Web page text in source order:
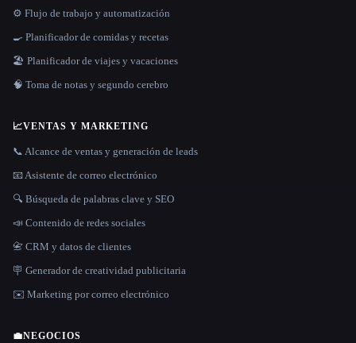
⚙️ Flujo de trabajo y automatización
🍳 Planificador de comidas y recetas
🏖 Planificador de viajes y vacaciones
🧠 Toma de notas y segundo cerebro
📈VENTAS Y MARKETING
📞 Alcance de ventas y generación de leads
📧 Asistente de correo electrónico
🔍 Búsqueda de palabras clave y SEO
📣 Contenido de redes sociales
📇 CRM y datos de clientes
🪧 Generador de creatividad publicitaria
✉️ Marketing por correo electrónico
💼NEGOCIOS